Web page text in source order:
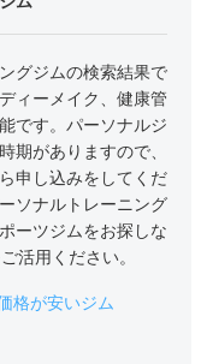
グジムの検索結果で
ィーメイク、健康管
です。パーソナルジ
期がありますので、
申し込みをしてくだ
ソナルトレーニング
ーツジムをお探しな
活用ください。
格が安いジム